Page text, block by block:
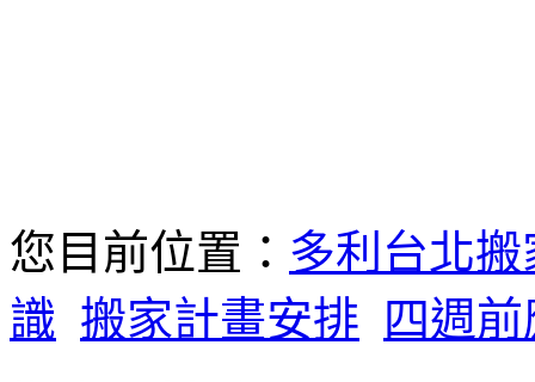
您目前位置： 多利台北
識 搬家計畫安排 四週